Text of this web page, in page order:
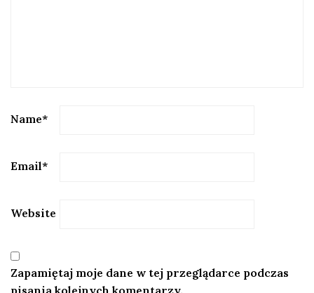
Name*
Email*
Website
Zapamiętaj moje dane w tej przeglądarce podczas
pisania kolejnych komentarzy.